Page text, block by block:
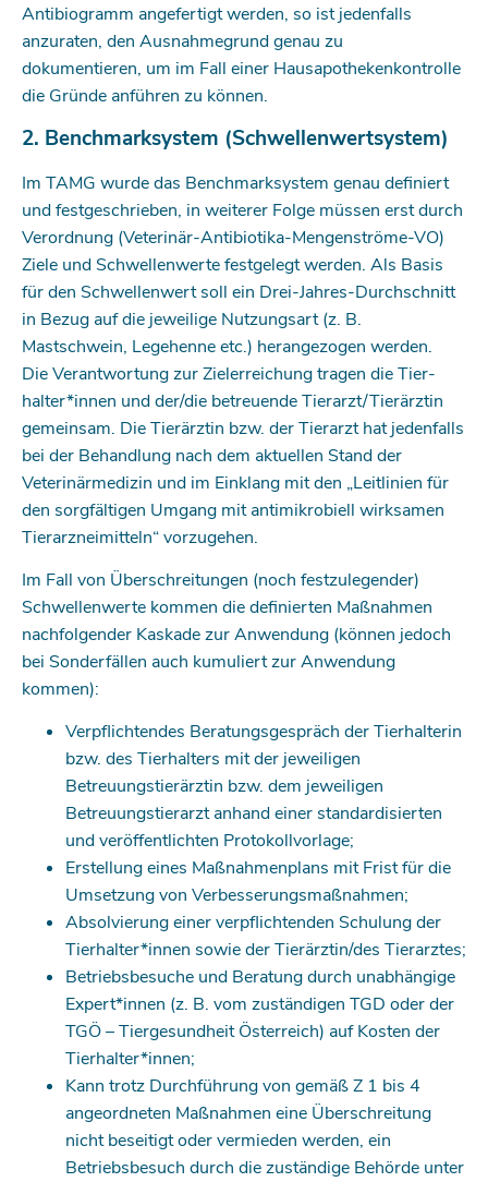
Antibiogramm angefertigt werden, so ist jedenfalls
anzuraten, den Ausnahmegrund genau zu
dokumentieren, um im Fall einer Hausapothekenkontrolle
die Gründe anführen zu können.
2. Benchmarksystem (Schwellenwertsystem)
Im TAMG wurde das Benchmarksystem genau definiert
und festgeschrieben, in weiterer Folge müssen erst durch
Verordnung (Veterinär-Antibiotika-Mengenströme-VO)
Ziele und Schwellenwerte festgelegt werden. Als Basis
für den Schwellenwert soll ein Drei-Jahres-Durchschnitt
in Bezug auf die jeweilige Nutzungsart (z. B.
Mastschwein, Legehenne etc.) herangezogen werden.
Die Verantwortung zur Zielerreichung tragen die Tier­
halter*innen und der/die betreuende Tierarzt/Tierärztin
gemeinsam. Die Tierärztin bzw. der Tierarzt hat jedenfalls
bei der Behandlung nach dem aktuellen Stand der
Veterinärmedizin und im Einklang mit den „Leitlinien für
den sorgfältigen Umgang mit antimikrobiell wirksamen
Tierarzneimitteln“ vorzugehen.
Im Fall von Überschreitungen (noch festzulegender)
Schwellenwerte kommen die definierten Maßnahmen
nachfolgender Kaskade zur Anwendung (können jedoch
bei Sonderfällen auch kumuliert zur Anwendung
kommen):
Verpflichtendes Beratungsgespräch der Tierhalterin
bzw. des Tierhalters mit der jeweiligen
Betreuungstierärztin bzw. dem jeweiligen
Betreuungstierarzt anhand einer standardisierten
und veröffentlichten Protokollvorlage;
Erstellung eines Maßnahmenplans mit Frist für die
Umsetzung von Verbesserungsmaßnahmen;
Absolvierung einer verpflichtenden Schulung der
Tierhalter*innen sowie der Tierärztin/des Tierarztes;
Betriebsbesuche und Beratung durch unabhängige
Expert*innen (z. B. vom zuständigen TGD oder der
TGÖ – Tiergesundheit Österreich) auf Kosten der
Tierhalter*innen;
Kann trotz Durchführung von gemäß Z 1 bis 4
angeordneten Maßnahmen eine Überschreitung
nicht beseitigt oder vermieden werden, ein
Betriebsbesuch durch die zuständige Behörde unter